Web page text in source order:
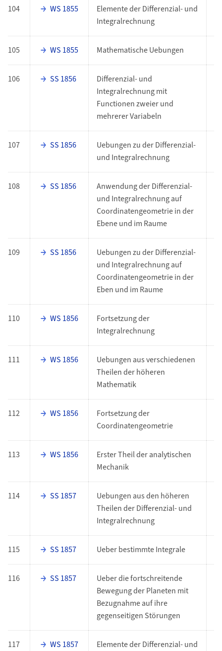
104 WS 1855
Elemente der Differenzial- und
Integralrechnung
105 WS 1855 Mathematische Uebungen
106 SS 1856
Differenzial- und
Integralrechnung mit
Functionen zweier und
mehrerer Variabeln
107 SS 1856
Uebungen zu der Differenzial-
und Integralrechnung
108 SS 1856
Anwendung der Differenzial-
und Integralrechnung auf
Coordinatengeometrie in der
Ebene und im Raume
109 SS 1856
Uebungen zu der Differenzial-
und Integralrechnung auf
Coordinatengeometrie in der
Eben und im Raume
110 WS 1856
Fortsetzung der
Integralrechnung
111 WS 1856
Uebungen aus verschiedenen
Theilen der höheren
Mathematik
112 WS 1856
Fortsetzung der
Coordinatengeometrie
113 WS 1856
Erster Theil der analytischen
Mechanik
114 SS 1857
Uebungen aus den höheren
Theilen der Differenzial- und
Integralrechnung
115 SS 1857 Ueber bestimmte Integrale
116 SS 1857
Ueber die fortschreitende
Bewegung der Planeten mit
Bezugnahme auf ihre
gegenseitigen Störungen
117 WS 1857
Elemente der Differenzial- und